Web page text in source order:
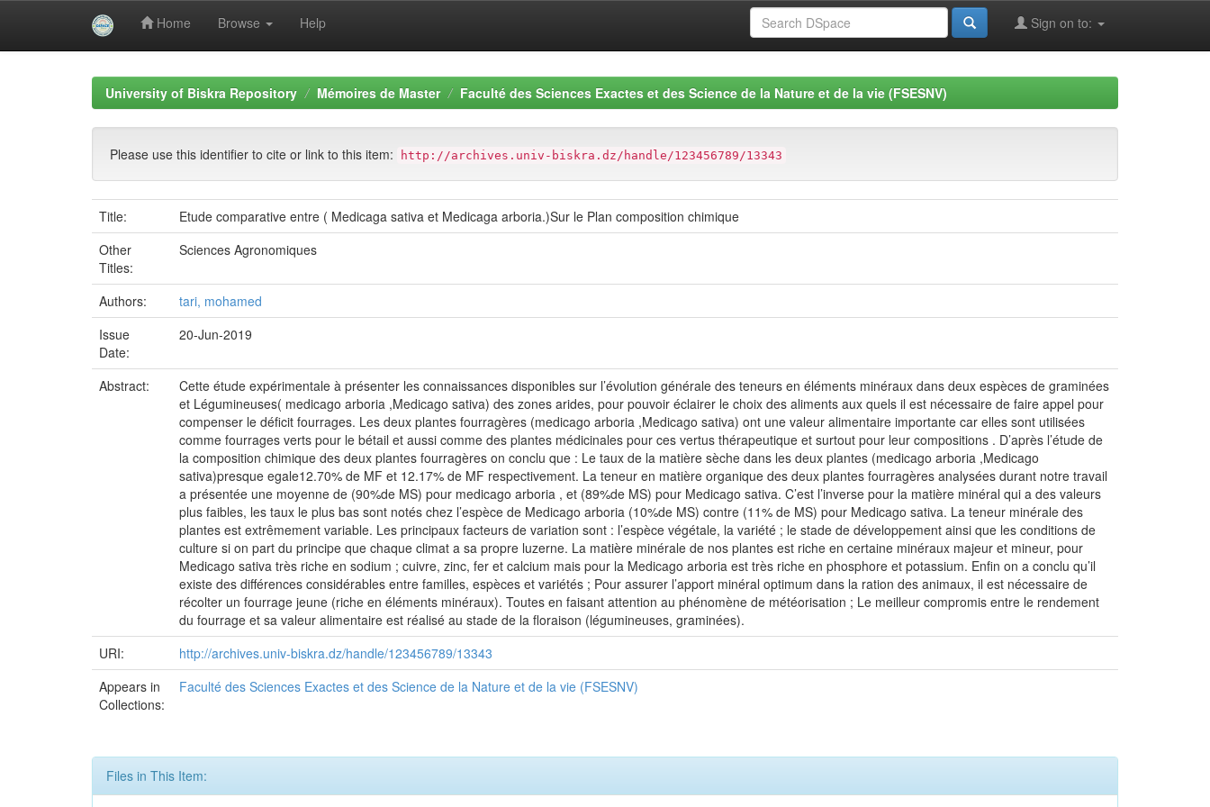
Home Browse Help Sign on to:
University of Biskra Repository Mémoires de Master Faculté des Sciences Exactes et des Science de la Nature et de la vie (FSESNV)
Please use this identifier to cite or link to this item: http://archives.univ-biskra.dz/handle/123456789/13343
Title:
Etude comparative entre ( Medicaga sativa et Medicaga arboria.)Sur le Plan composition chimique
Other
Titles:
Sciences Agronomiques
Authors:
tari, mohamed
Issue
Date:
20-Jun-2019
Abstract:
Cette étude expérimentale à présenter les connaissances disponibles sur l’évolution générale des teneurs en éléments minéraux dans deux espèces de graminées
et Légumineuses( medicago arboria ,Medicago sativa) des zones arides, pour pouvoir éclairer le choix des aliments aux quels il est nécessaire de faire appel pour
compenser le déficit fourrages. Les deux plantes fourragères (medicago arboria ,Medicago sativa) ont une valeur alimentaire importante car elles sont utilisées
comme fourrages verts pour le bétail et aussi comme des plantes médicinales pour ces vertus thérapeutique et surtout pour leur compositions . D’après l’étude de
la composition chimique des deux plantes fourragères on conclu que : Le taux de la matière sèche dans les deux plantes (medicago arboria ,Medicago
sativa)presque egale12.70% de MF et 12.17% de MF respectivement. La teneur en matière organique des deux plantes fourragères analysées durant notre travail
a présentée une moyenne de (90%de MS) pour medicago arboria , et (89%de MS) pour Medicago sativa. C’est l’inverse pour la matière minéral qui a des valeurs
plus faibles, les taux le plus bas sont notés chez l’espèce de Medicago arboria (10%de MS) contre (11% de MS) pour Medicago sativa. La teneur minérale des
plantes est extrêmement variable. Les principaux facteurs de variation sont : l’espèce végétale, la variété ; le stade de développement ainsi que les conditions de
culture si on part du principe que chaque climat a sa propre luzerne. La matière minérale de nos plantes est riche en certaine minéraux majeur et mineur, pour
Medicago sativa très riche en sodium ; cuivre, zinc, fer et calcium mais pour la Medicago arboria est très riche en phosphore et potassium. Enfin on a conclu qu’il
existe des différences considérables entre familles, espèces et variétés ; Pour assurer l’apport minéral optimum dans la ration des animaux, il est nécessaire de
récolter un fourrage jeune (riche en éléments minéraux). Toutes en faisant attention au phénomène de météorisation ; Le meilleur compromis entre le rendement
du fourrage et sa valeur alimentaire est réalisé au stade de la floraison (légumineuses, graminées).
URI:
http://archives.univ-biskra.dz/handle/123456789/13343
Appears in
Collections:
Faculté des Sciences Exactes et des Science de la Nature et de la vie (FSESNV)
Files in This Item: